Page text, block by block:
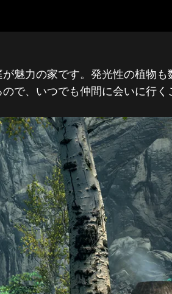
魅力の家です。発光性の植物
で、いつでも仲間に会いに行